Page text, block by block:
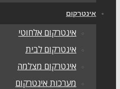
אינטרקום
אינטרקום אלחוטי
אינטרקום לבית
אינטרקום מצלמה
מערכות אינטרקום